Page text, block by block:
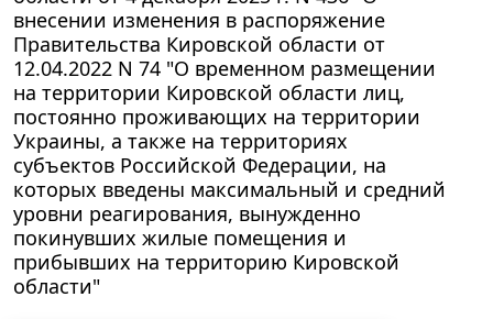
внесении изменения в распоряжение
Правительства Кировской области от
12.04.2022 N 74 "О временном размещении
на территории Кировской области лиц,
постоянно проживающих на территории
Украины, а также на территориях
субъектов Российской Федерации, на
которых введены максимальный и средний
уровни реагирования, вынужденно
покинувших жилые помещения и
прибывших на территорию Кировской
области"